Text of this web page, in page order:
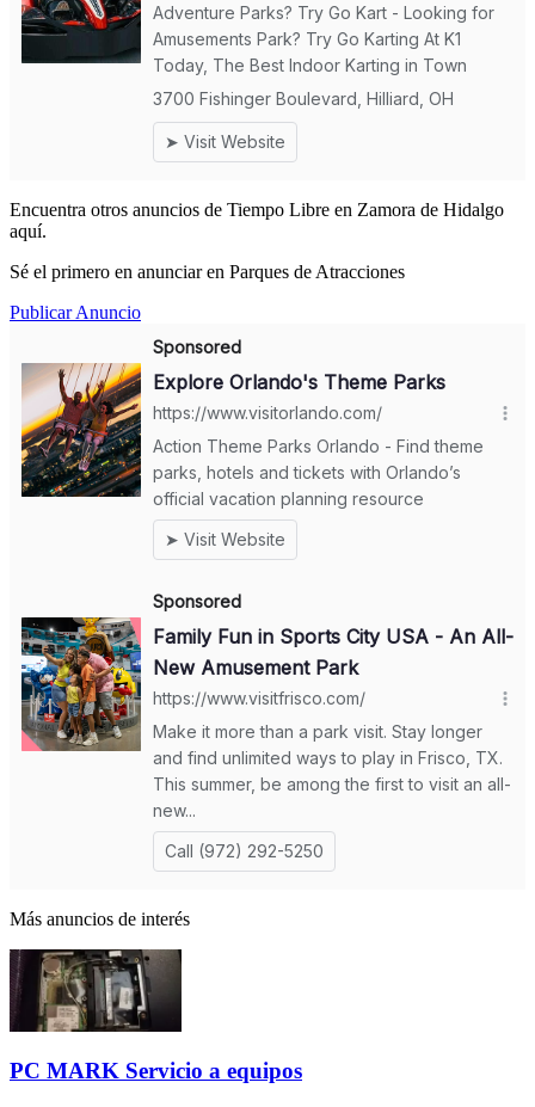
Encuentra otros anuncios de Tiempo Libre en Zamora de Hidalgo
aquí.
Sé el primero en anunciar en Parques de Atracciones
Publicar Anuncio
Más anuncios de interés
PC MARK Servicio a equipos